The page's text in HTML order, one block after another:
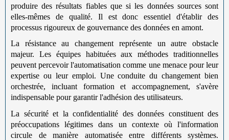
produire des résultats fiables que si les données sources sont
elles-mêmes de qualité. Il est donc essentiel d'établir des
processus rigoureux de gouvernance des données en amont.
La résistance au changement représente un autre obstacle
majeur. Les équipes habituées aux méthodes traditionnelles
peuvent percevoir l'automatisation comme une menace pour leur
expertise ou leur emploi. Une conduite du changement bien
orchestrée, incluant formation et accompagnement, s'avère
indispensable pour garantir l'adhésion des utilisateurs.
La sécurité et la confidentialité des données constituent des
préoccupations légitimes dans un contexte où l'information
circule de manière automatisée entre différents systèmes.